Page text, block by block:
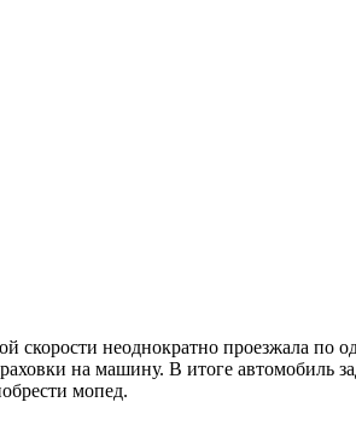
скорости неоднократно проезжала по
на машину. В итоге автомобиль
мопед.